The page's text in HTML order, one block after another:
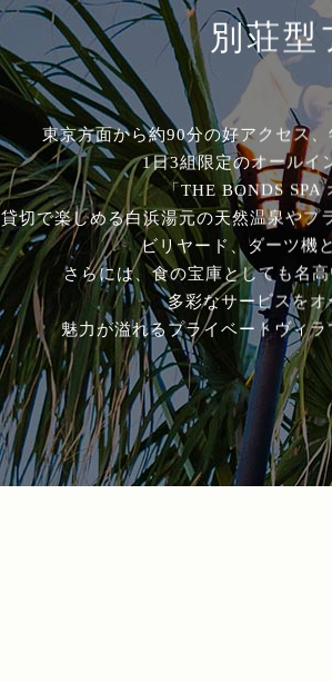
別荘
東京方面から約90分の好アクセス
1日3組限定のオールイ
「THE BONDS SPA
貸切で楽しめる白浜湯元の天然温泉やプ
ビリヤード、ダーツ機
さらには、食の宝庫としても名
多彩なサービスをオ
魅力が溢れるプライベートヴィ